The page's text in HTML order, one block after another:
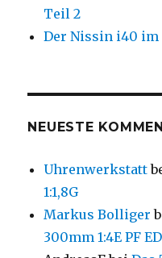
Teil 2
Der Nissin i40
NEUESTE
Uhrenwerkstatt
1:1,8G
Markus Bolliger
300mm 1:4E PF